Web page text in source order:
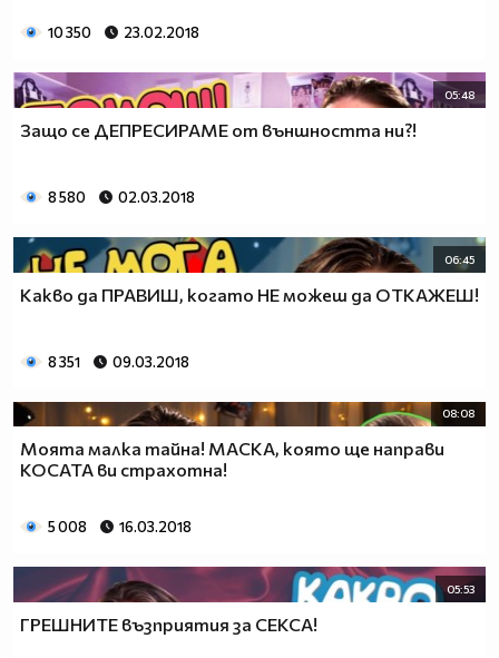
10 350 23.02.2018
05:48
Защо се ДЕПРЕСИРАМЕ от външността ни?!
8 580 02.03.2018
06:45
Какво да ПРАВИШ, когато НЕ можеш да ОТКАЖЕШ!
8 351 09.03.2018
08:08
Моята малка тайна! МАСКА, която ще направи
КОСАТА ви страхотна!
5 008 16.03.2018
05:53
ГРЕШНИТЕ възприятия за СЕКСА!